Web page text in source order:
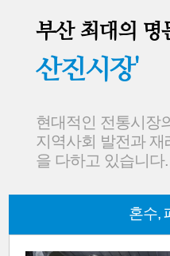
부산 최대의 명
산진시장'
현대적인 전통시장
지역사회 발전과 재
을 다하고 있습니다.
혼수,